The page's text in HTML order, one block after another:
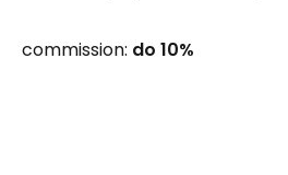
commission: do 10%